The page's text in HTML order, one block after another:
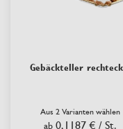
Gebäckteller
Aus 2 Varianten wählen
ab 0,1187 € / St.